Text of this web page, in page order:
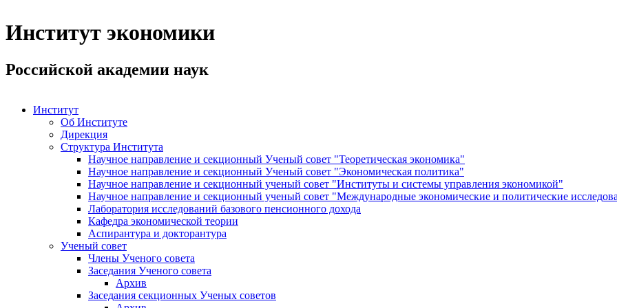
Институт экономики
Российской академии наук
Институт
Об Институте
Дирекция
Структура Института
Научное направление и секционный Ученый совет "Теоретическая экономика"
Научное направление и секционный Ученый совет "Экономическая политика"
Научное направление и секционный ученый совет "Институты и системы управления экономикой"
Научное направление и секционный ученый совет "Международные экономические и политические
Лаборатория исследований базового пенсионного дохода
Кафедра экономической теории
Аспирантура и докторантура
Ученый совет
Члены Ученого совета
Заседания Ученого совета
Архив
Заседания секционных Ученых советов